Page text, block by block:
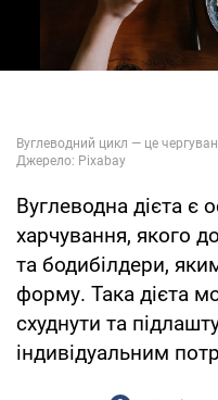
Вуглеводна дієта є
харчування, якого
та бодибілдери,
форму. Така дієта
схуднути та
індивідуальним